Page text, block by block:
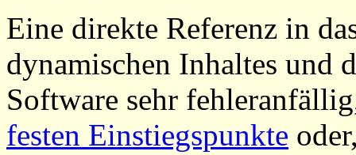
Eine direkte Referenz in
dynamischen Inhaltes und
Software sehr
festen Einstiegspunkte